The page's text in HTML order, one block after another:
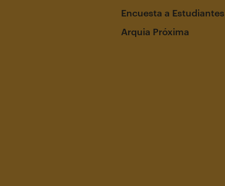
Encuesta a Estudiantes
Arquia Próxima